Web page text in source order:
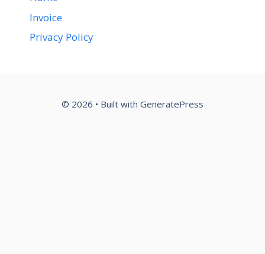
Invoice
Privacy Policy
© 2026 • Built with GeneratePress